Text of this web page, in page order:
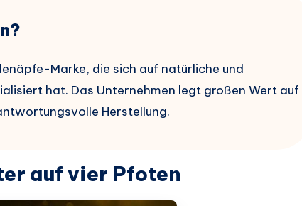
Marke, die sich auf natürliche und
hat. Das Unternehmen legt großen Wert auf
Herstellung.
auf vier Pfoten